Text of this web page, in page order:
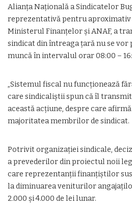
Alianța Națională a Sindicatelor
reprezentativă pentru aproximativ
Ministerul Finanțelor și ANAF, a
sindicat din întreaga țară nu se vor
muncă în intervalul orar 08:00 –
„Sistemul fiscal nu funcționează
care sindicaliștii spun că îl
această acțiune, despre care
majoritatea membrilor de sindicat.
Potrivit organizației sindicale,
a prevederilor din proiectul noii
care reprezentanții finanțiștilor
la diminuarea veniturilor
2.000 și 4.000 de lei lunar.